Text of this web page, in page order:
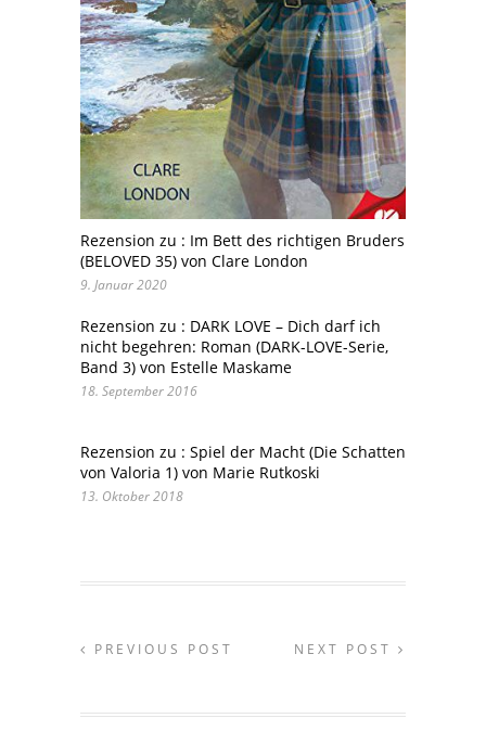
Rezension zu : Im Bett des richtigen Bruders
(BELOVED 35) von Clare London
9. Januar 2020
Rezension zu : DARK LOVE – Dich darf ich
nicht begehren: Roman (DARK-LOVE-Serie,
Band 3) von Estelle Maskame
18. September 2016
Rezension zu : Spiel der Macht (Die Schatten
von Valoria 1) von Marie Rutkoski
13. Oktober 2018
PREVIOUS POST NEXT POST